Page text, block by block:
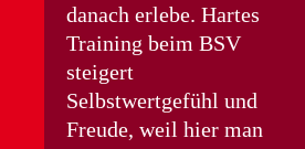
danach erlebe. Hartes
Training beim BSV
steigert
Selbstwertgefühl und
Freude, weil hier man